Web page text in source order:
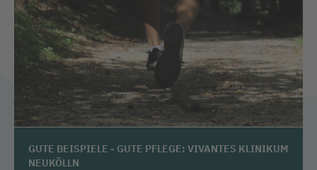
GUTE BEISPIELE - GUTE PFLEGE: VIVANTES KLINIKUM
NEUKÖLLN